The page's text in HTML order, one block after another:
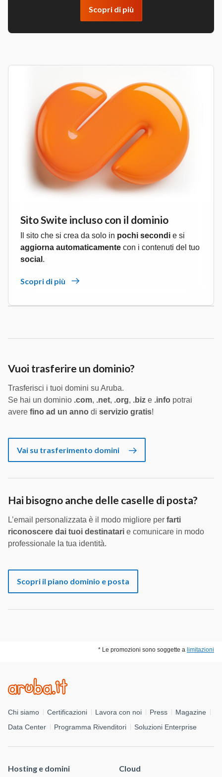
Scopri di più
Sito Swite incluso con il dominio
Il sito che si crea da solo in pochi secondi e si
aggiorna automaticamente con i contenuti del tuo
social .
Scopri di più
Vuoi trasferire un dominio?
Trasferisci i tuoi domini su Aruba.
Se hai un dominio .com, .net, .org, .biz e .info potrai
avere fino ad un anno di servizio gratis!
Vai su trasferimento domini
Hai bisogno anche delle caselle di posta?
L’email personalizzata è il modo migliore per farti
riconoscere dai tuoi destinatari e comunicare in modo
professionale la tua identità.
Scopri il piano dominio e posta
* Le promozioni sono soggette a limitazioni
Chi siamo Certificazioni Lavora con noi Press
Magazine
Data Center
Programma Rivenditori Soluzioni Enterprise
Hosting e domini Cloud